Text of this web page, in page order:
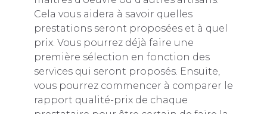
Cela vous aidera à savoir quelles
prestations seront proposées et à quel
prix. Vous pourrez déjà faire une
première sélection en fonction des
services qui seront proposés. Ensuite,
vous pourrez commencer à comparer le
rapport qualité-prix de chaque